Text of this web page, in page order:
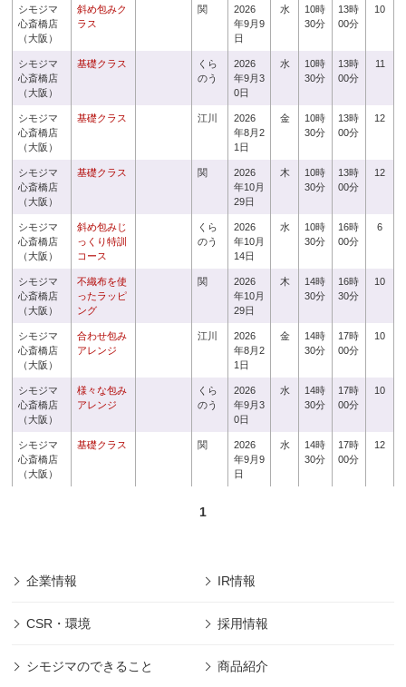
シモジマ
心斎橋店
（大阪）
斜め包みク
ラス
関
2026
年9月9
日
水
10時
30分
13時
00分
10
シモジマ
心斎橋店
（大阪）
基礎クラス
くら
のう
2026
年9月3
0日
水
10時
30分
13時
00分
11
シモジマ
心斎橋店
（大阪）
基礎クラス 江川
2026
年8月2
1日
金
10時
30分
13時
00分
12
シモジマ
心斎橋店
（大阪）
基礎クラス 関
2026
年10月
29日
木
10時
30分
13時
00分
12
シモジマ
心斎橋店
（大阪）
斜め包みじ
っくり特訓
コース
くら
のう
2026
年10月
14日
水
10時
30分
16時
00分
6
シモジマ
心斎橋店
（大阪）
不織布を使
ったラッピ
ング
関
2026
年10月
29日
木
14時
30分
16時
30分
10
シモジマ
心斎橋店
（大阪）
合わせ包み
アレンジ
江川
2026
年8月2
1日
金
14時
30分
17時
00分
10
シモジマ
心斎橋店
（大阪）
様々な包み
アレンジ
くら
のう
2026
年9月3
0日
水
14時
30分
17時
00分
10
シモジマ
心斎橋店
（大阪）
基礎クラス 関
2026
年9月9
日
水
14時
30分
17時
00分
12
1
企業情報 IR情報
CSR・環境 採用情報
シモジマのできること 商品紹介